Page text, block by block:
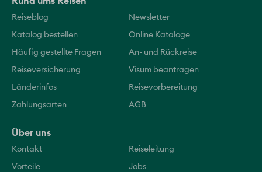
Reiseblog Newsletter
Katalog bestellen Online Kataloge
Häufig gestellte Fragen An- und Rückreise
Reiseversicherung Visum beantragen
Länderinfos Reisevorbereitung
Zahlungsarten AGB
Über uns
Kontakt Reiseleitung
Vorteile Jobs